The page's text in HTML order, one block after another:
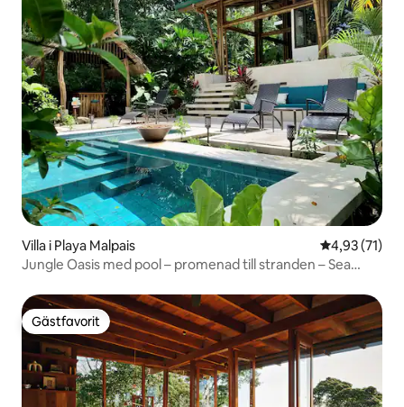
Villa i Playa Malpais 4,93 av 5 i
4,93 (71)
Jungle Oasis med pool – promenad till stranden – Sea
Gästfavorit
Gästfavorit